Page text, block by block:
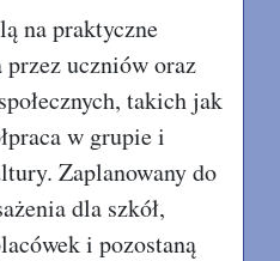
na praktyczne
uczniów oraz
takich jak
w grupie i
Zaplanowany do
dla szkół,
i pozostaną